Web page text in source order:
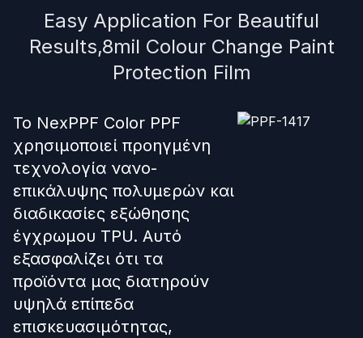
Easy Application For Beautiful
Results,8mil Colour Change Paint
Protection Film
Το NexPPF Color PPF
χρησιμοποιεί προηγμένη
τεχνολογία νανο-
επικάλυψης πολυμερών και
διαδικασίες εξώθησης
έγχρωμου TPU. Αυτό
εξασφαλίζει ότι τα
προϊόντα μας διατηρούν
υψηλά επίπεδα
επισκευασιμότητας,